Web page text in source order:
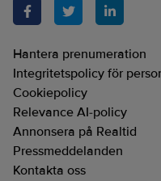
Hantera prenumeration
Integritetspolicy för
Cookiepolicy
Relevance AI-policy
Annonsera på Realtid
Pressmeddelanden
Kontakta oss